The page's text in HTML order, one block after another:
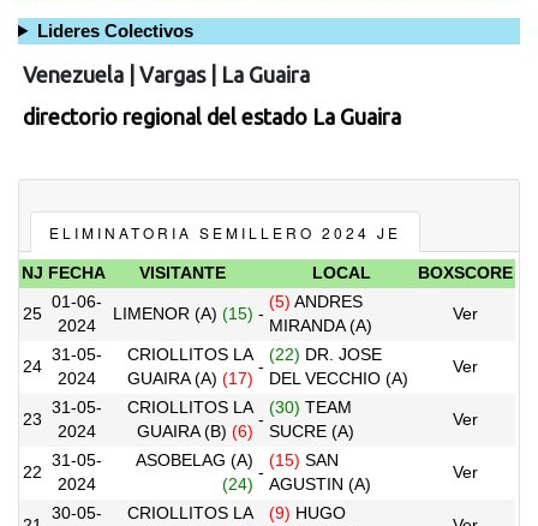
Lideres Colectivos
Venezuela Vargas
La Guaira
directorio regional del estado La Guaira
ELIMINATORIA SEMILLERO 2024 JE
NJ FECHA VISITANTE LOCAL BOXSCORE
25
01-06-
2024
LIMENOR (A) (15) -
(5) ANDRES
MIRANDA (A)
Ver
24
31-05-
2024
CRIOLLITOS LA
GUAIRA (A) (17)
-
(22) DR. JOSE
DEL VECCHIO (A)
Ver
23
31-05-
2024
CRIOLLITOS LA
GUAIRA (B) (6)
-
(30) TEAM
SUCRE (A)
Ver
22
31-05-
2024
ASOBELAG (A)
(24)
-
(15) SAN
AGUSTIN (A)
Ver
30-05-
CRIOLLITOS LA
(9) HUGO